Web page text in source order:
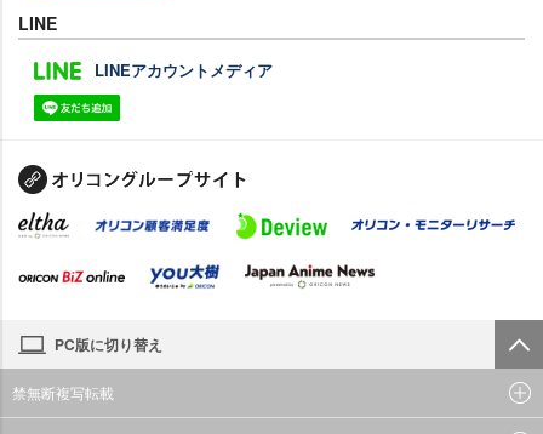
LINE
LINEアカウントメディア
PC版に切り替え
禁無断複写転載